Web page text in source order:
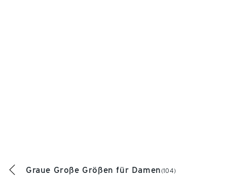
Graue Große Größen für Damen(104)